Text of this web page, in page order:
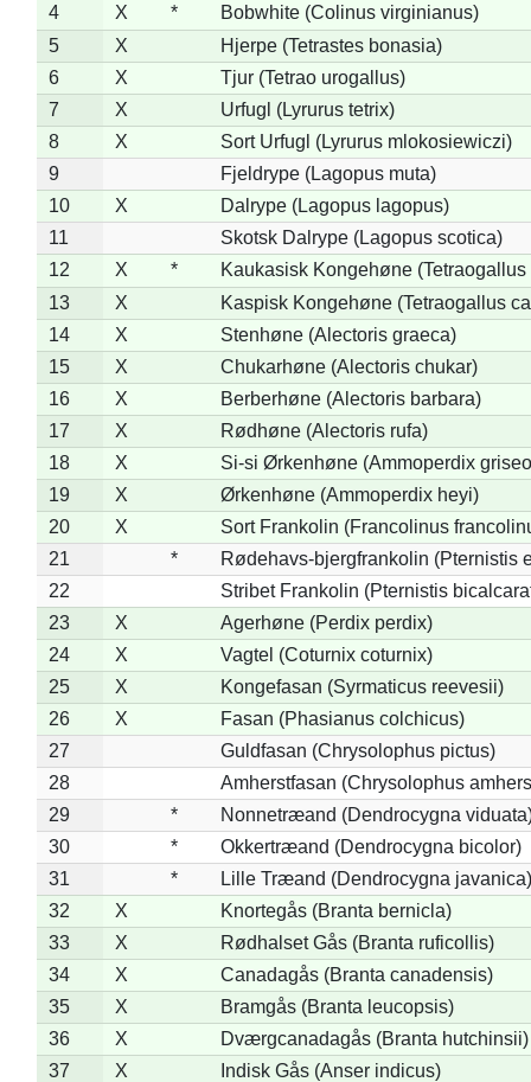
4 X *
Bobwhite (Colinus virginianus)
5
X
Hjerpe (Tetrastes bonasia)
6
X
Tjur (Tetrao urogallus)
7
X
Urfugl (Lyrurus tetrix)
8
X
Sort Urfugl (Lyrurus mlokosiewiczi)
9
Fjeldrype (Lagopus muta)
10
X
Dalrype (Lagopus lagopus)
11
Skotsk Dalrype (Lagopus scotica)
12
X *
Kaukasisk Kongehøne
13
X
Kaspisk Kongehøne (Tetraogallus
14
X
Stenhøne (Alectoris graeca)
15
X
Chukarhøne (Alectoris chukar)
16
X
Berberhøne (Alectoris barbara)
17
X
Rødhøne (Alectoris rufa)
18
X
Si-si Ørkenhøne (Ammoperdix
19
X
Ørkenhøne (Ammoperdix heyi)
20
X
Sort Frankolin (Francolinus
21
*
Rødehavs-bjergfrankolin (Pternistis
22
Stribet Frankolin (Pternistis
23
X
Agerhøne (Perdix perdix)
24
X
Vagtel (Coturnix coturnix)
25
X
Kongefasan (Syrmaticus reevesii)
26
X
Fasan (Phasianus colchicus)
27
Guldfasan (Chrysolophus pictus)
28
Amherstfasan (Chrysolophus
29
*
Nonnetræand (Dendrocygna
30
*
Okkertræand (Dendrocygna bicolor)
31
*
Lille Træand (Dendrocygna javanica)
32
X
Knortegås (Branta bernicla)
33
X
Rødhalset Gås (Branta ruficollis)
34
X
Canadagås (Branta canadensis)
35
X
Bramgås (Branta leucopsis)
36
X
Dværgcanadagås (Branta hutchinsii)
37
X
Indisk Gås (Anser indicus)